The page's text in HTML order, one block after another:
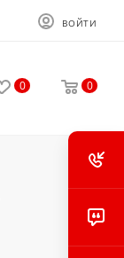
ВОЙТИ
0 0